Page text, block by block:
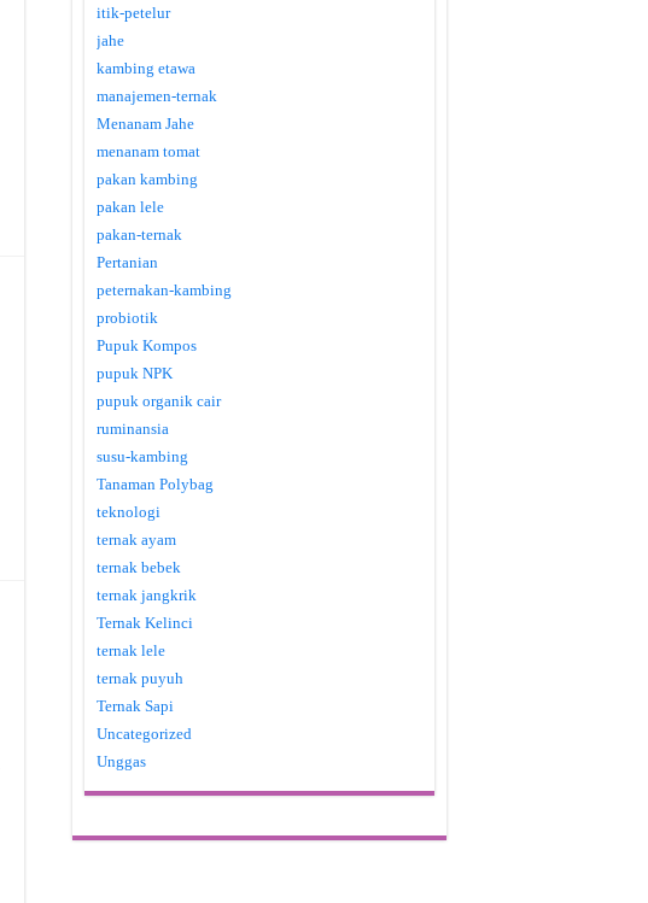
itik-petelur
jahe
kambing etawa
manajemen-ternak
Menanam Jahe
menanam tomat
pakan kambing
pakan lele
pakan-ternak
Pertanian
peternakan-kambing
probiotik
Pupuk Kompos
pupuk NPK
pupuk organik cair
ruminansia
susu-kambing
Tanaman Polybag
teknologi
ternak ayam
ternak bebek
ternak jangkrik
Ternak Kelinci
ternak lele
ternak puyuh
Ternak Sapi
Uncategorized
Unggas